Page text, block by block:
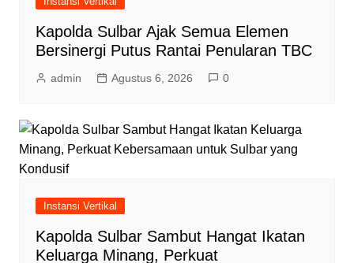
Kapolda Sulbar Ajak Semua Elemen
Bersinergi Putus Rantai Penularan TBC
admin Agustus 6, 2026 0
Instansi Vertikal
Kapolda Sulbar Sambut Hangat Ikatan
Keluarga Minang, Perkuat